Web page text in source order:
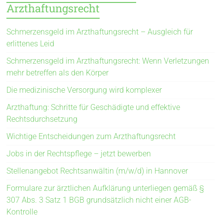
Arzthaftungsrecht
Schmerzensgeld im Arzthaftungsrecht – Ausgleich für
erlittenes Leid
Schmerzensgeld im Arzthaftungsrecht: Wenn Verletzungen
mehr betreffen als den Körper
Die medizinische Versorgung wird komplexer
Arzthaftung: Schritte für Geschädigte und effektive
Rechtsdurchsetzung
Wichtige Entscheidungen zum Arzthaftungsrecht
Jobs in der Rechtspflege – jetzt bewerben
Stellenangebot Rechtsanwältin (m/w/d) in Hannover
Formulare zur ärztlichen Aufklärung unterliegen gemäß §
307 Abs. 3 Satz 1 BGB grundsätzlich nicht einer AGB-
Kontrolle